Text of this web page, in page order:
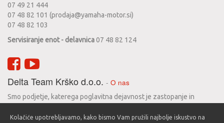
07 49 21 444
07 48 82 101 (prodaja@yamaha-motor.si)
07 48 82 103
Servisiranje enot - delavnica07 48 82 124
Delta Team Krško d.o.o. - O nas
Smo podjetje, katerega poglavitna dejavnost je zastopanje in
1990 in vse do danes se trudimo zadovoljiti svoje stranke in jim
Kolačiće upotrebljavamo, kako bismo Vam pružili najbolje iskustvo na